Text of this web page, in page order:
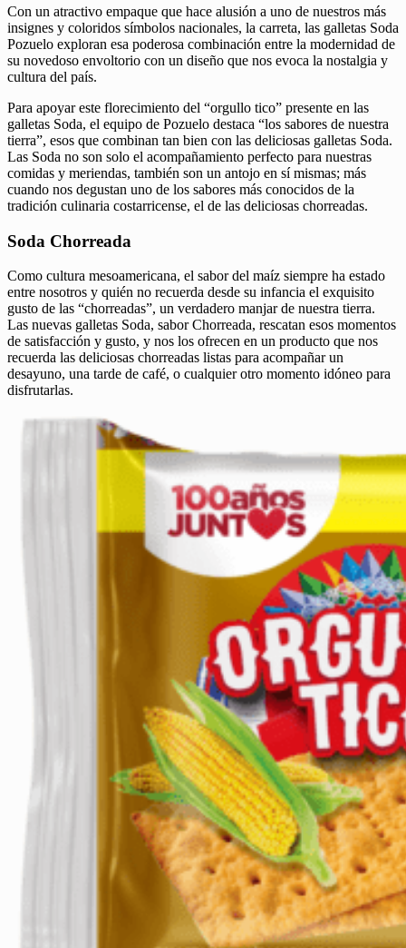
Con un atractivo empaque que hace alusión a uno de nuestros más
insignes y coloridos símbolos nacionales, la carreta, las galletas Soda
Pozuelo exploran esa poderosa combinación entre la modernidad de
su novedoso envoltorio con un diseño que nos evoca la nostalgia y
cultura del país.
Para apoyar este florecimiento del “orgullo tico” presente en las
galletas Soda, el equipo de Pozuelo destaca “los sabores de nuestra
tierra”, esos que combinan tan bien con las deliciosas galletas Soda.
Las Soda no son solo el acompañamiento perfecto para nuestras
comidas y meriendas, también son un antojo en sí mismas; más
cuando nos degustan uno de los sabores más conocidos de la
tradición culinaria costarricense, el de las deliciosas chorreadas.
Soda Chorreada
Como cultura mesoamericana, el sabor del maíz siempre ha estado
entre nosotros y quién no recuerda desde su infancia el exquisito
gusto de las “chorreadas”, un verdadero manjar de nuestra tierra.
Las nuevas galletas Soda, sabor Chorreada, rescatan esos momentos
de satisfacción y gusto, y nos los ofrecen en un producto que nos
recuerda las deliciosas chorreadas listas para acompañar un
desayuno, una tarde de café, o cualquier otro momento idóneo para
disfrutarlas.